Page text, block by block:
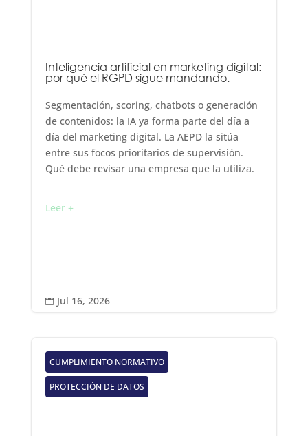
Inteligencia artificial en marketing digital:
por qué el RGPD sigue mandando.
Segmentación, scoring, chatbots o generación
de contenidos: la IA ya forma parte del día a
día del marketing digital. La AEPD la sitúa
entre sus focos prioritarios de supervisión.
Qué debe revisar una empresa que la utiliza.
Leer +
 Jul 16, 2026
CUMPLIMIENTO NORMATIVO
PROTECCIÓN DE DATOS